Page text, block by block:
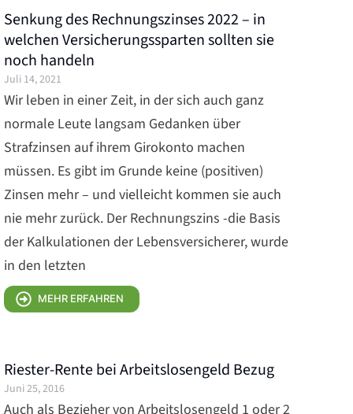
Senkung des Rechnungszinses 2022 – in
welchen Versicherungssparten sollten sie
noch handeln
Juli 14, 2021
Wir leben in einer Zeit, in der sich auch ganz
normale Leute langsam Gedanken über
Strafzinsen auf ihrem Girokonto machen
müssen. Es gibt im Grunde keine (positiven)
Zinsen mehr – und vielleicht kommen sie auch
nie mehr zurück. Der Rechnungszins -die Basis
der Kalkulationen der Lebensversicherer, wurde
in den letzten
MEHR ERFAHREN
Riester-Rente bei Arbeitslosengeld Bezug
Juni 25, 2016
Auch als Bezieher von Arbeitslosengeld 1 oder 2